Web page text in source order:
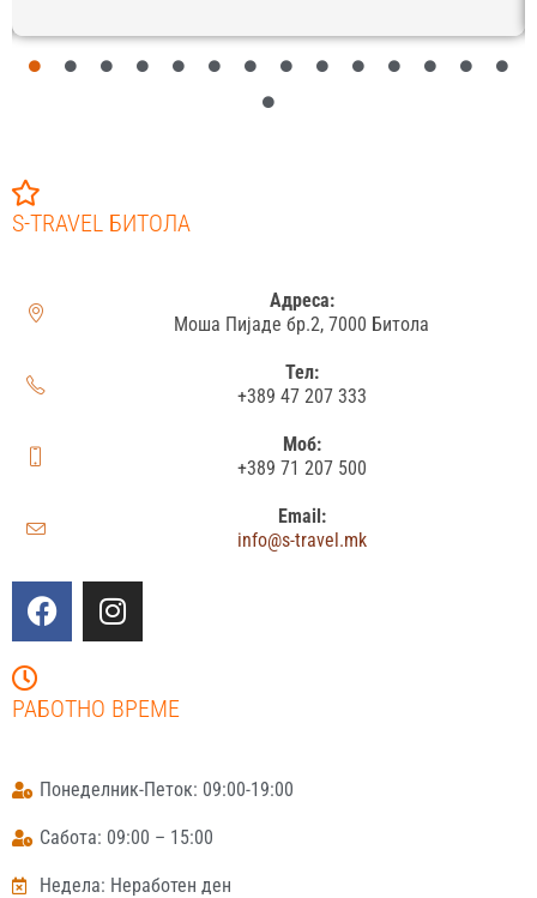
S-TRAVEL БИТОЛА
Адреса:
Моша Пијаде бр.2, 7000 Битола
Тел:
+389 47 207 333
Моб:
+389 71 207 500
Email:
info@s-travel.mk
РАБОТНО ВРЕМЕ
Понеделник-Петок: 09:00-19:00
Сабота: 09:00 – 15:00
Недела: Неработен ден